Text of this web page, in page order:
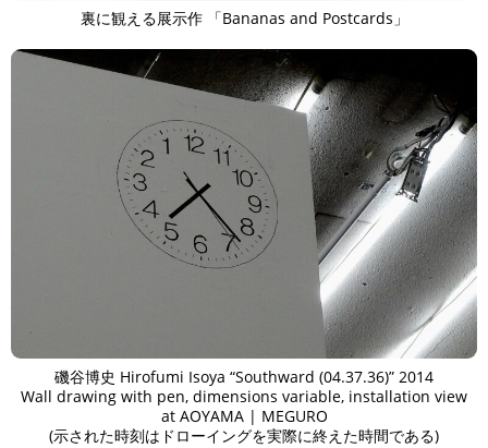
裏に観える展示作 「Bananas and Postcards」
磯谷博史 Hirofumi Isoya “Southward (04.37.36)” 2014
Wall drawing with pen, dimensions variable, installation view
at AOYAMA | MEGURO
(示された時刻はドローイングを実際に終えた時間である)